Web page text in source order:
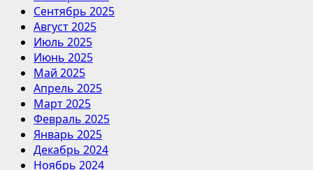
Сентябрь 2025
Август 2025
Июль 2025
Июнь 2025
Май 2025
Апрель 2025
Март 2025
Февраль 2025
Январь 2025
Декабрь 2024
Ноябрь 2024